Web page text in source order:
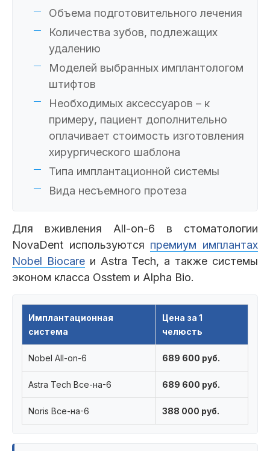
Объема подготовительного лечения
Количества зубов, подлежащих
удалению
Моделей выбранных имплантологом
штифтов
Необходимых аксессуаров – к
примеру, пациент дополнительно
оплачивает стоимость изготовления
хирургического шаблона
Типа имплантационной системы
Вида несъемного протеза
Для вживления All-on-6 в стоматологии
NovaDent используются премиум имплантах
Nobel Biocareи Astra Tech, а также системы
эконом класса Osstem и Alpha Bio.
Имплантационная
система
Цена за 1
челюсть
Nobel All-on-6 689 600 руб.
Astra Tech Все-на-6 689 600 руб.
Noris Все-на-6 388 000 руб.